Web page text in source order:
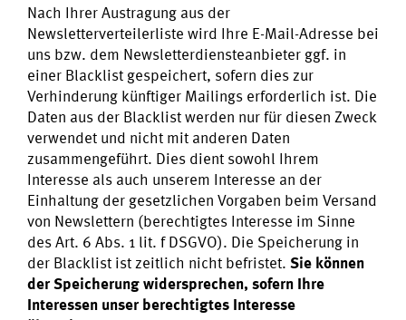
Nach Ihrer Austragung aus der
Newsletterverteilerliste wird Ihre E-Mail-Adresse bei
uns bzw. dem Newsletterdiensteanbieter ggf. in
einer Blacklist gespeichert, sofern dies zur
Verhinderung künftiger Mailings erforderlich ist. Die
Daten aus der Blacklist werden nur für diesen Zweck
verwendet und nicht mit anderen Daten
zusammengeführt. Dies dient sowohl Ihrem
Interesse als auch unserem Interesse an der
Einhaltung der gesetzlichen Vorgaben beim Versand
von Newslettern (berechtigtes Interesse im Sinne
des Art. 6 Abs. 1 lit. f DSGVO). Die Speicherung in
der Blacklist ist zeitlich nicht befristet. Sie können
der Speicherung widersprechen, sofern Ihre
Interessen unser berechtigtes Interesse